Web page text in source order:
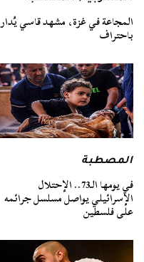
المجاعة في غزة، مشهد قاسي يُدار
باحتراف
المصطبة
في يومها الـ73.. الإحتلال
الإسرائيلي يواصل مسلسل جرائمه
على فلسطين